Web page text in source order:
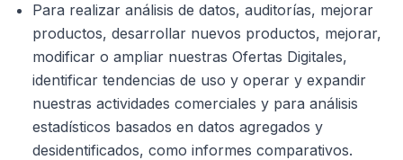
Para realizar análisis de datos, auditorías, mejorar
productos, desarrollar nuevos productos, mejorar,
modificar o ampliar nuestras Ofertas Digitales,
identificar tendencias de uso y operar y expandir
nuestras actividades comerciales y para análisis
estadísticos basados en datos agregados y
desidentificados, como informes comparativos.